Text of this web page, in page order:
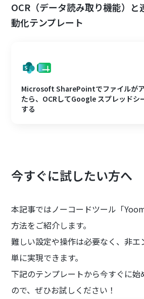
OCR（データ読み取り機能）と
動化テンプレート
Microsoft SharePointでファイルが
たら、OCRしてGoogle スプレッドシ
する
今すぐに試したい方へ
本記事ではノーコードツール「
方法をご紹介します。
難しい設定や操作は必要なく、非
単に実現できます。
下記のテンプレートから今すぐに始
ので、ぜひお試しください！